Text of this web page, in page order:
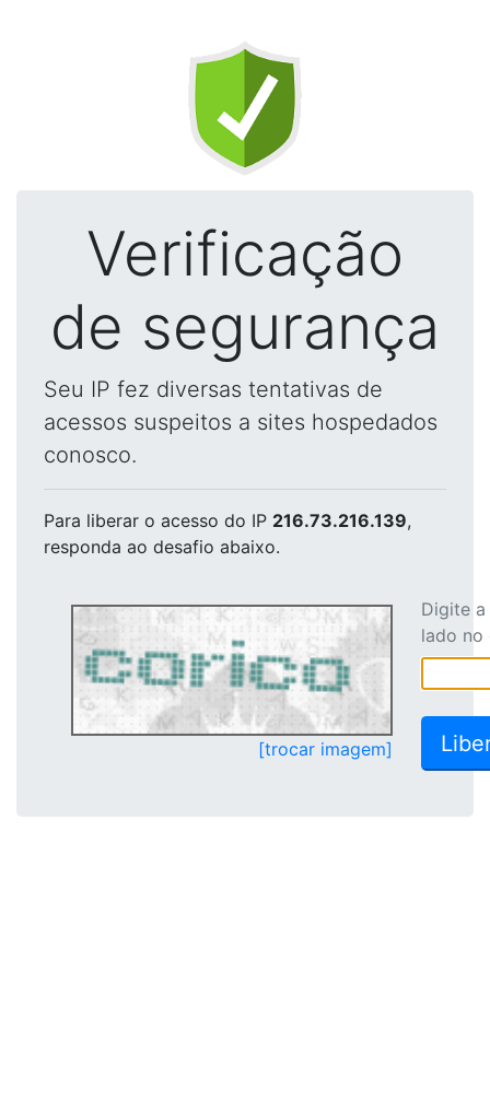
Verificação
de segurança
Seu IP fez diversas tentativas de
acessos suspeitos a sites hospedados
conosco.
Para liberar o acesso do IP 216.73.216.139,
responda ao desafio abaixo.
[trocar imagem]
Digite
lado no